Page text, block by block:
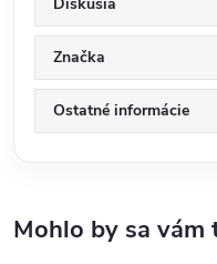
Značka
Ostatné informácie